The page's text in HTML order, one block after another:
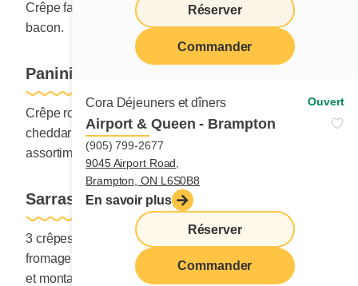
Réserver
Commander
Cora Déjeuners et dîners Ouvert
Airport & Queen - Brampton
(905) 799-2677
9045 Airport Road,
Brampton, ON L6S0B8
En savoir plus
Réserver
Commander
Crêpe farcie de fromage cheddar, 2 œufs, saucisses et
bacon.
Panini-crêpe Passe-partout
Crêpe roulée et grillée garnie de 2 œufs, fromage
cheddar et choix de bacon ou jambon. Servi avec
assortiment de fruits frais.
Sarrasin Surprise
3 crêpes de sarrasin-sorgho farcies de saucisses et de
fromage cheddar. Servi avec pommes de terre au choix
et montage de fruits frais.